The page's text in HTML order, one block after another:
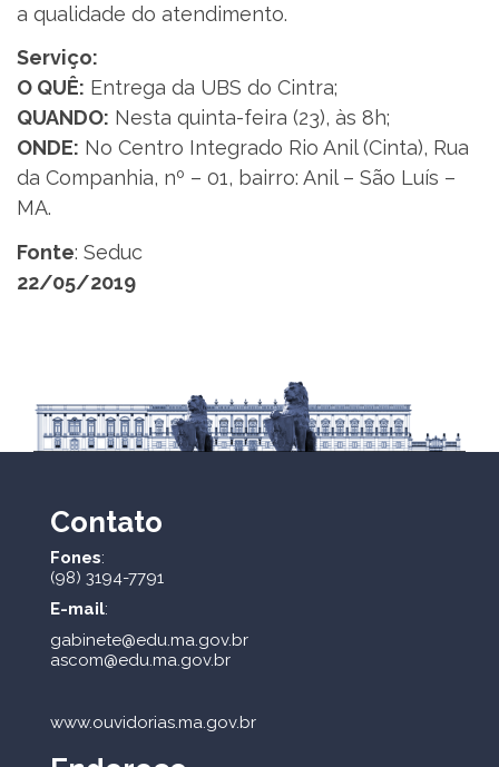
a qualidade do atendimento.
Serviço:
O QUÊ: Entrega da UBS do Cintra;
QUANDO: Nesta quinta-feira (23), às 8h;
ONDE: No Centro Integrado Rio Anil (Cinta), Rua
da Companhia, nº – 01, bairro: Anil – São Luís –
MA.
Fonte: Seduc
22/05/2019
Contato
Fones:
(98) 3194-7791
E-mail:
gabinete@edu.ma.gov.br
ascom@edu.ma.gov.br
www.ouvidorias.ma.gov.br